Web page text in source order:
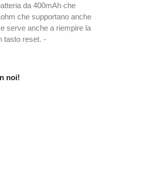
da 400mAh che
che supportano anche
serve anche a riempire la
tasto reset. -
noi!